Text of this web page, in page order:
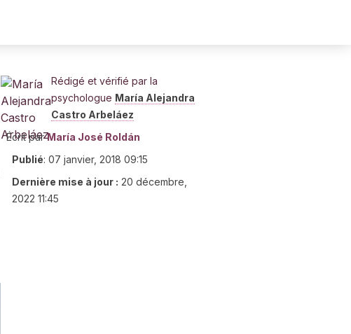
Rédigé et vérifié par la
psychologue María Alejandra
Castro Arbeláez
Écrit par María José Roldán
Publié: 07 janvier, 2018 09:15
Dernière mise à jour : 20 décembre,
2022 11:45